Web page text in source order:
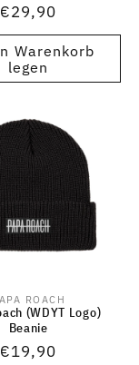
Normaler
Preis
€29,90
Warenkorb
legen
Anbieter:
ROACH
(WDYT Logo)
Beanie
Normaler
€19,90